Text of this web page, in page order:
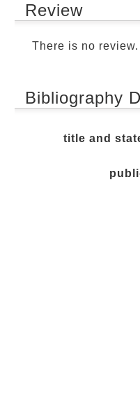
Review
There is no review.
Bibliography
title and